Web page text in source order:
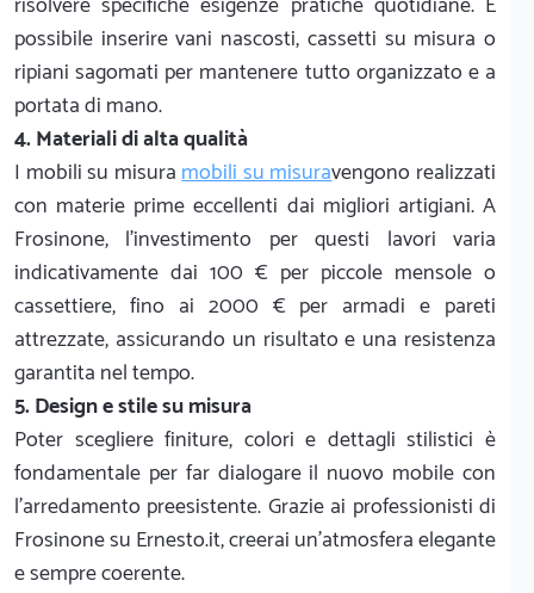
possibile inserire vani nascosti, cassetti su misura o
ripiani sagomati per mantenere tutto organizzato e a
portata di mano.
4. Materiali di alta qualità
I mobili su misuramobili su misuravengono realizzati
con materie prime eccellenti dai migliori artigiani. A
Frosinone, l'investimento per questi lavori varia
indicativamente dai 100 € per piccole mensole o
cassettiere, fino ai 2000 € per armadi e pareti
attrezzate, assicurando un risultato e una resistenza
garantita nel tempo.
5. Design e stile su misura
Poter scegliere finiture, colori e dettagli stilistici è
fondamentale per far dialogare il nuovo mobile con
l'arredamento preesistente. Grazie ai professionisti di
Frosinone su Ernesto.it, creerai un'atmosfera elegante
e sempre coerente.